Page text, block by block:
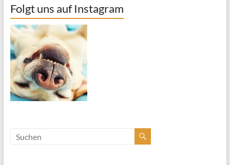
Folgt uns auf Instagram